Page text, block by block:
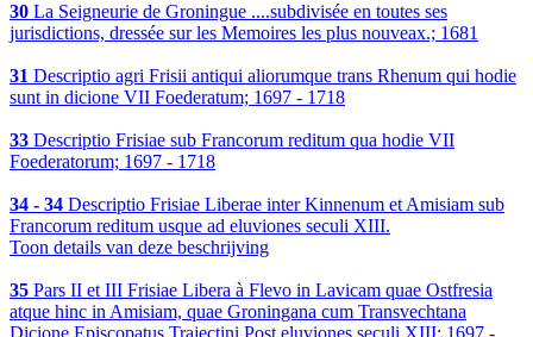
30 La Seigneurie de Groningue ....subdivisée en toutes ses
jurisdictions, dressée sur les Memoires les plus nouveax.; 1681
31 Descriptio agri Frisii antiqui aliorumque trans Rhenum qui hodie
sunt in dicione VII Foederatum; 1697 - 1718
33 Descriptio Frisiae sub Francorum reditum qua hodie VII
Foederatorum; 1697 - 1718
34 - 34 Descriptio Frisiae Liberae inter Kinnenum et Amisiam sub
Francorum reditum usque ad eluviones seculi XIII.
Toon details van deze beschrijving
35 Pars II et III Frisiae Libera à Flevo in Lavicam quae Ostfresia
atque hinc in Amisiam, quae Groningana cum Transvechtana